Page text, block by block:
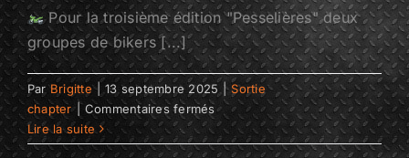
Pour la troisième édition "Pesselières" deux
groupes de bikers [...]
ParBrigitte | 13 septembre 2025 | Sortie
chapter
Commentaires ferméssur
PESSELIERES
3
Lire la suite